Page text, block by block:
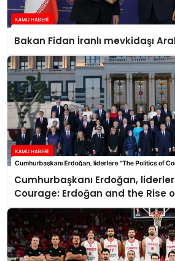
Bakan Fidan İranlı mevkidaşı
Cumhurbaşkanı Erdoğan,
Courage: Erdoğan and the Rise
takdim etti